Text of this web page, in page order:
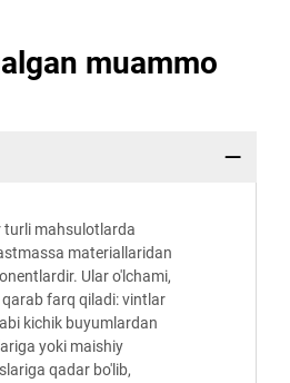
muammo
turli mahsulotlarda
materiallaridan
Ular o'lchami,
farq qiladi: vintlar
kichik buyumlardan
yoki maishiy
qadar bo'lib,